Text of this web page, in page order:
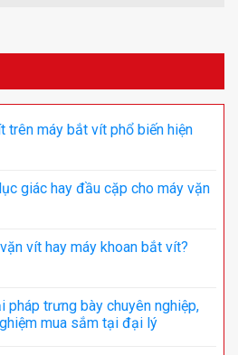
trên máy bắt vít phổ biến hiện
giác hay đầu cặp cho máy vặn
vít hay máy khoan bắt vít?
pháp trưng bày chuyên nghiệp,
mua sắm tại đại lý